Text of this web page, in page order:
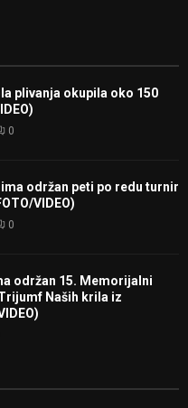
plivanja okupila oko 150
0
održan peti po redu turnir
VIDEO)
0
održan 15. Memorijalni
Naših krila iz